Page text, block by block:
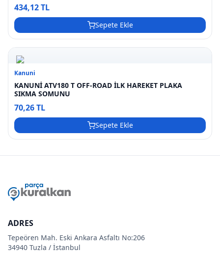
434,12 TL
Sepete Ekle
Kanuni
KANUNİ ATV180 T OFF-ROAD İLK HAREKET PLAKA
SIKMA SOMUNU
70,26 TL
Sepete Ekle
ADRES
Tepeören Mah. Eski Ankara Asfaltı No:206
34940 Tuzla / İstanbul